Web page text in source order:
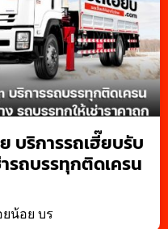
บริการรถเฮี๊ยบรับ
ารถบรรทุกติดเครน
ยน้อย บร